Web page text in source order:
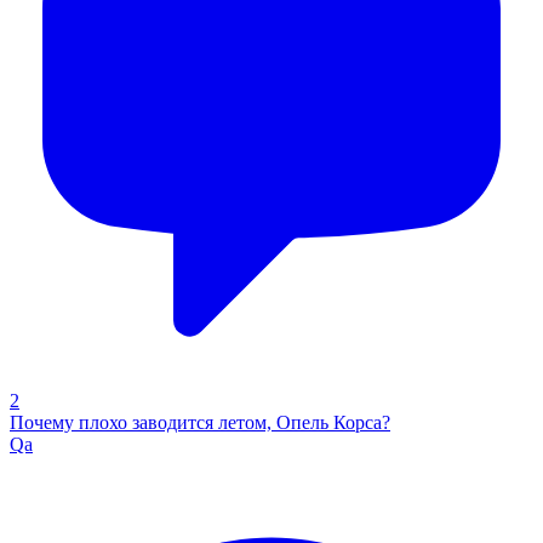
2
Почему плохо заводится летом, Опель Корса?
Qa